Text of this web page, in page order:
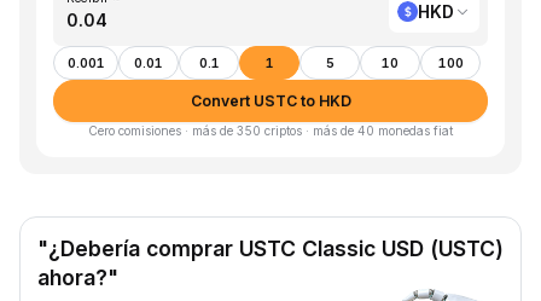
HKD
0.001 0.01 0.1 1 5 10 100
Convert USTC to HKD
Cero comisiones · más de 350 criptos · más de 40 monedas fiat
"¿Debería comprar USTC Classic USD (USTC)
ahora?"